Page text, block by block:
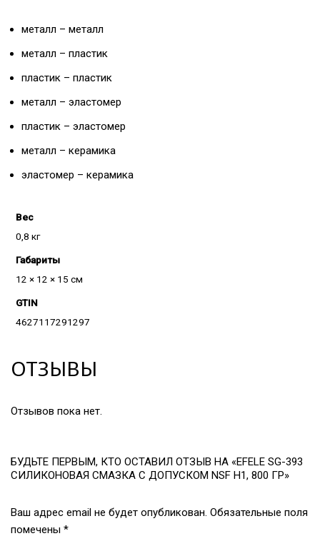
металл – металл
металл – пластик
пластик – пластик
металл – эластомер
пластик – эластомер
металл – керамика
эластомер – керамика
Вес
0,8 кг
Габариты
12 × 12 × 15 см
GTIN
4627117291297
ОТЗЫВЫ
Отзывов пока нет.
БУДЬТЕ ПЕРВЫМ, КТО ОСТАВИЛ ОТЗЫВ НА «EFELE SG-393
СИЛИКОНОВАЯ СМАЗКА С ДОПУСКОМ NSF H1, 800 ГР»
Ваш адрес email не будет опубликован. Обязательные поля
помечены *